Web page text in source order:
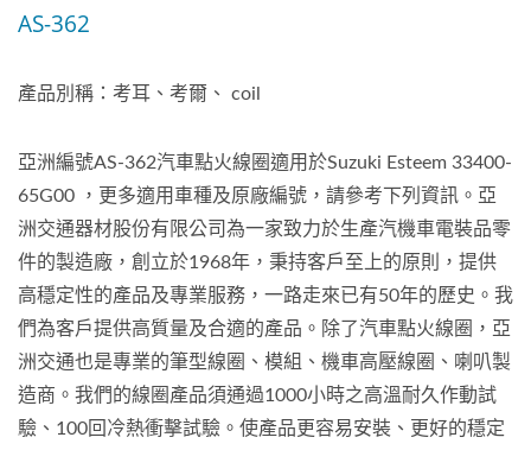
AS-362
產品別稱：考耳、考爾、 coil
亞洲編號AS-362汽車點火線圈適用於Suzuki Esteem 33400-
65G00 ，更多適用車種及原廠編號，請參考下列資訊。亞
洲交通器材股份有限公司為一家致力於生產汽機車電裝品零
件的製造廠，創立於1968年，秉持客戶至上的原則，提供
高穩定性的產品及專業服務，一路走來已有50年的歷史。我
們為客戶提供高質量及合適的產品。除了汽車點火線圈，亞
洲交通也是專業的筆型線圈、模組、機車高壓線圈、喇叭製
造商。我們的線圈產品須通過1000小時之高溫耐久作動試
驗、100回冷熱衝擊試驗。使產品更容易安裝、更好的穩定